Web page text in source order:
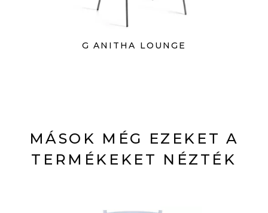
G ANITHA LOUNGE
MÁSOK MÉG EZEKET A
TERMÉKEKET NÉZTÉK